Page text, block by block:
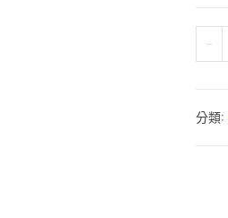
-
分類: